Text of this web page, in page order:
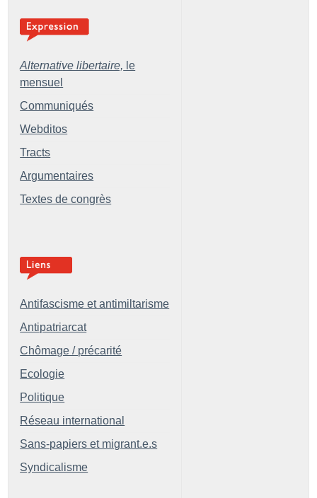
Alternative libertaire, le
mensuel
Communiqués
Webditos
Tracts
Argumentaires
Textes de congrès
Antifascisme et antimiltarisme
Antipatriarcat
Chômage / précarité
Ecologie
Politique
Réseau international
Sans-papiers et migrant.e.s
Syndicalisme